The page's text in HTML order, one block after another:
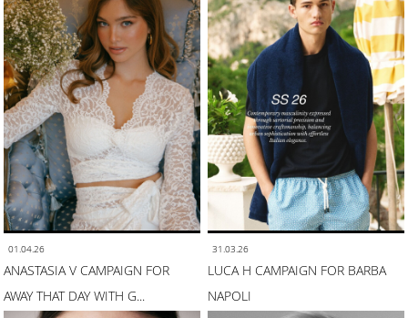
01.04.26
ANASTASIA V CAMPAIGN FOR
AWAY THAT DAY WITH G...
31.03.26
LUCA H CAMPAIGN FOR BARBA
NAPOLI